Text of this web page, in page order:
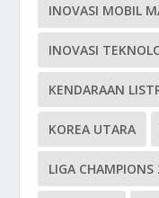
INOVASI MOBIL
INOVASI
KENDARAAN
KOREA UTARA
LIGA CHAMPIONS